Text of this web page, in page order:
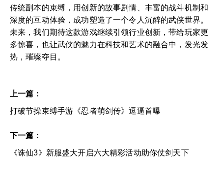
传统副本的束缚，用创新的故事剧情、丰富的战斗机制和
深度的互动体验，成功塑造了一个令人沉醉的武侠世界。
未来，我们期待这款游戏继续引领行业创新，带给玩家更
多惊喜，也让武侠的魅力在科技和艺术的融合中，发光发
热，璀璨夺目。
上一篇：
打破节操束缚手游《忍者萌剑传》逗逼首曝
下一篇：
《诛仙3》新服盛大开启六大精彩活动助你仗剑天下